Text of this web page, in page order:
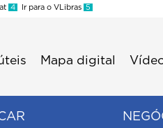
4 Ir para o VLibras 5
Mapa digital